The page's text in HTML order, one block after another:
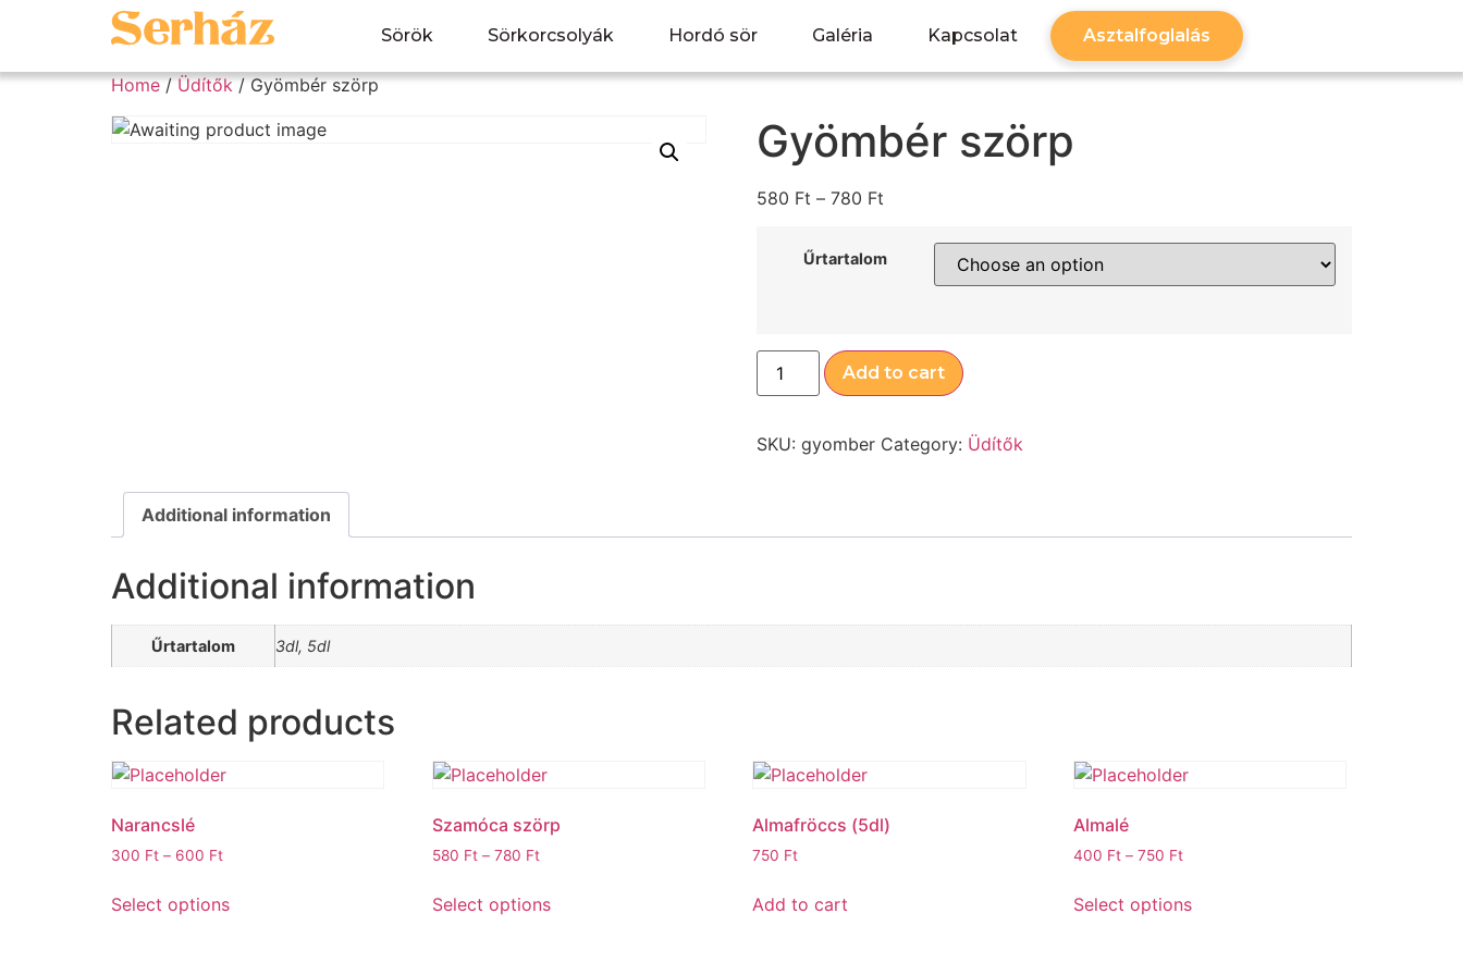
Sörök Sörkorcsolyák Hordó sör Galéria Kapcsolat Asztalfoglalás
Home/Üdítők/ Gyömbér szörp
Gyömbér szörp
580 Ft – 780 Ft
Űrtartalom
Add to cart
SKU: gyomber Category: Üdítők
Additional information
Additional information
Űrtartalom 3dl, 5dl
Related products
Narancslé
300 Ft – 600 Ft
Select options
Szamóca szörp
580 Ft– 780 Ft
Select options
Almafröccs (5dl)
750 Ft
Add to cart
Almalé
400 Ft –750 Ft
Select options